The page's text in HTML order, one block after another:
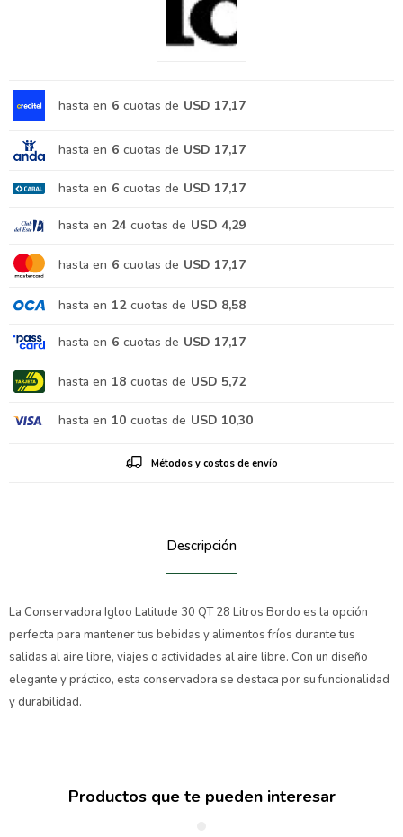
hasta en 6 cuotas de USD 17,17
hasta en 6 cuotas de USD 17,17
hasta en 6 cuotas de USD 17,17
hasta en 24 cuotas de USD 4,29
hasta en 6 cuotas de USD 17,17
hasta en 12 cuotas de USD 8,58
hasta en 6 cuotas de USD 17,17
hasta en 18 cuotas de USD 5,72
hasta en 10 cuotas de USD 10,30
Métodos y costos de envío
Descripción
La Conservadora Igloo Latitude 30 QT 28 Litros Bordo es la opción
perfecta para mantener tus bebidas y alimentos fríos durante tus
salidas al aire libre, viajes o actividades al aire libre. Con un diseño
elegante y práctico, esta conservadora se destaca por su funcionalidad
y durabilidad.
Productos que te pueden interesar